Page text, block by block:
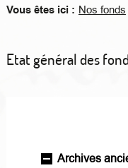
Vous êtes ici : Nos fonds
Etat général des
Archives